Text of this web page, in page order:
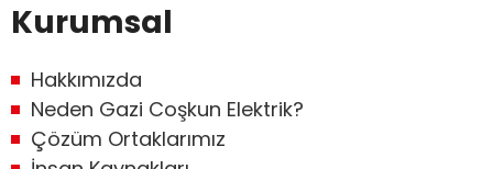
Kurumsal
Hakkımızda
Neden Gazi Coşkun Elektrik?
Çözüm Ortaklarımız